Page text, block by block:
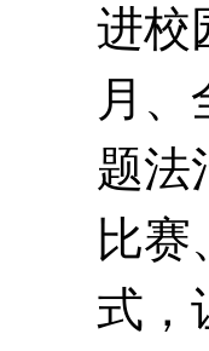
进校
月 、
题法
比赛
式，